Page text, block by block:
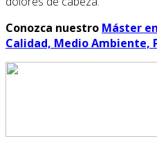
Conozca nuestro Máster
Calidad, Medio Ambiente,